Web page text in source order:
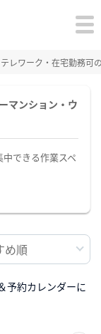
テレワーク・在宅勤務可
マンション・ウ
中できる作業スペ
予約カレンダーに